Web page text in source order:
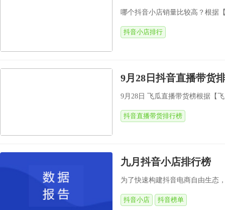
哪个抖音小店销量比较高？根据
抖音小店排行
9月28日抖音直播带货
9月28日 飞瓜直播带货榜根据【
抖音直播带货排行榜
九月抖音小店排行榜
为了快速构建抖音电商自由生态
抖音小店 抖音榜单